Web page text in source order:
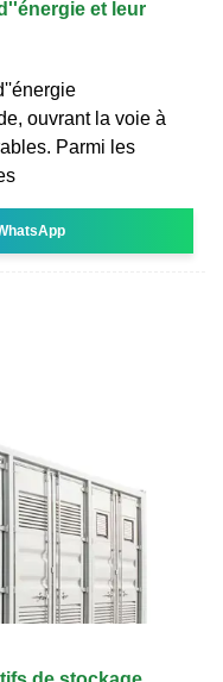
et leur
ouvrant la voie à
Parmi les